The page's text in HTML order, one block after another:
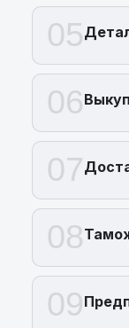
05
06
07
08
09